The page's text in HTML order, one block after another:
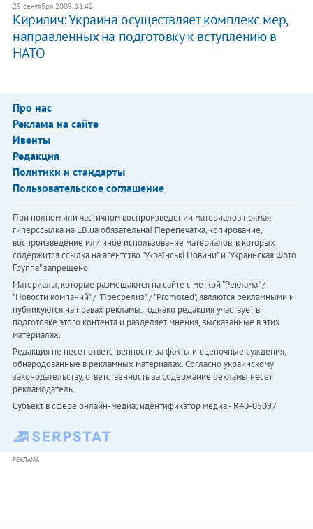
29 сентября 2009, 11:42
Кирилич: Украина осуществляет комплекс мер,
направленных на подготовку к вступлению в
НАТО
Про нас
Реклама на сайте
Ивенты
Редакция
Политики и стандарты
Пользовательское соглашение
При полном или частичном воспроизведении материалов прямая
гиперссылка на LB.ua обязательна! Перепечатка, копирование,
воспроизведение или иное использование материалов, в которых
содержится ссылка на агентство "Українськi Новини" и "Украинская Фото
Группа" запрещено.
Материалы, которые размещаются на сайте с меткой "Реклама" /
"Новости компаний" / "Пресрелиз" / "Promoted", являются рекламными и
публикуются на правах рекламы. , однако редакция участвует в
подготовке этого контента и разделяет мнения, высказанные в этих
материалах.
Редакция не несет ответственности за факты и оценочные суждения,
обнародованные в рекламных материалах. Согласно украинскому
законодательству, ответственность за содержание рекламы несет
рекламодатель.
Субъект в сфере онлайн-медиа; идентификатор медиа - R40-05097
РЕКЛАМА